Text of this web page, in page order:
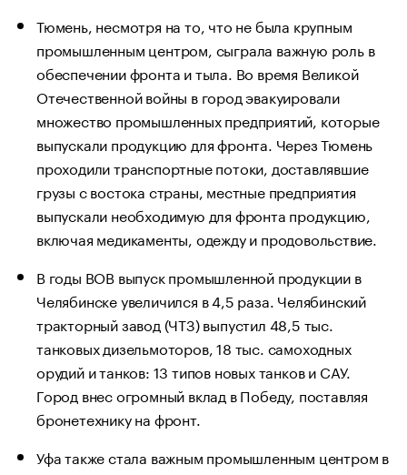
Тюмень, несмотря на то, что не была крупным
промышленным центром, сыграла важную роль в
обеспечении фронта и тыла. Во время Великой
Отечественной войны в город эвакуировали
множество промышленных предприятий, которые
выпускали продукцию для фронта. Через Тюмень
проходили транспортные потоки, доставлявшие
грузы с востока страны, местные предприятия
выпускали необходимую для фронта продукцию,
включая медикаменты, одежду и продовольствие.
В годы ВОВ выпуск промышленной продукции в
Челябинске увеличился в 4,5 раза. Челябинский
тракторный завод (ЧТЗ) выпустил 48,5 тыс.
танковых дизельмоторов, 18 тыс. самоходных
орудий и танков: 13 типов новых танков и САУ.
Город внес огромный вклад в Победу, поставляя
бронетехнику на фронт.
Уфа также стала важным промышленным центром в